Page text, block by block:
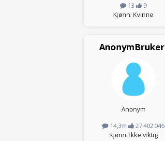
13
9
Kjønn: Kvinne
AnonymBruker
Anonym
14,3m
27 402 046
Kjønn: Ikke viktig